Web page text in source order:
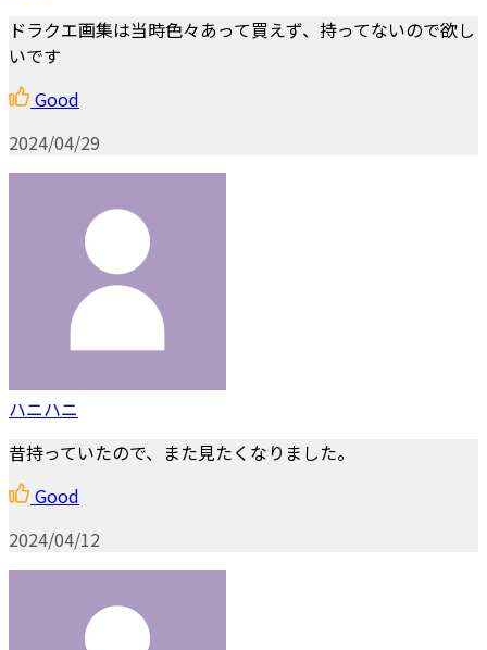
ドラクエ画集は当時色々あって買えず、持ってないので欲し
いです
Good
2024/04/29
ハニハニ
昔持っていたので、また見たくなりました。
Good
2024/04/12